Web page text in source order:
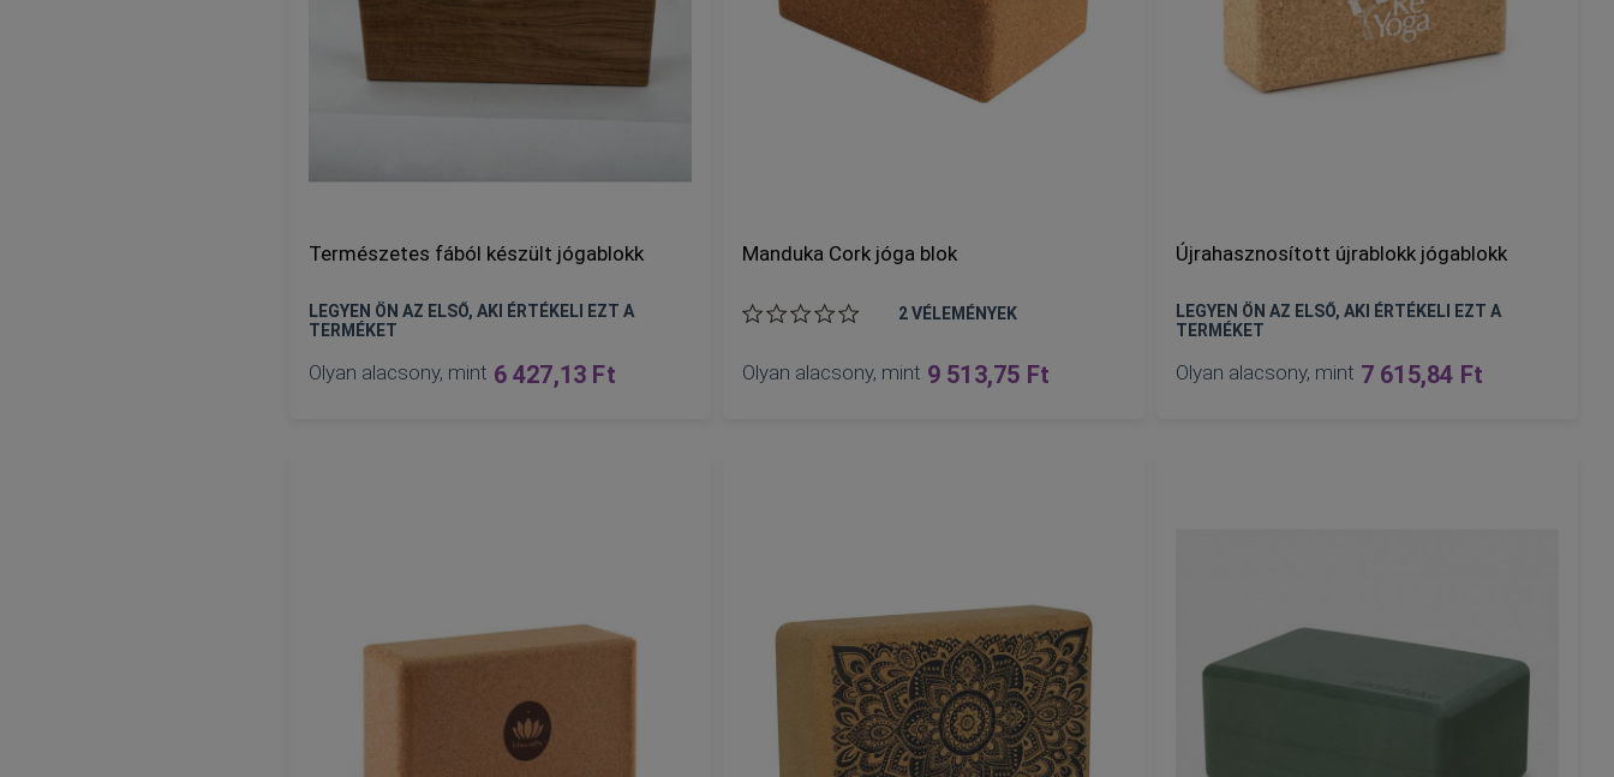
Természetes fából készült jógablokk
LEGYEN ÖN AZ ELSŐ, AKI ÉRTÉKELI EZT A
TERMÉKET
Olyan alacsony, mint 6 427,13 Ft
Manduka Cork jóga blok
2VÉLEMÉNYEK
Olyan alacsony, mint 9 513,75 Ft
Újrahasznosított újrablokk jógablokk
LEGYEN ÖN AZ ELSŐ, AKI ÉRTÉKELI EZT A
TERMÉKET
Olyan alacsony, mint 7 615,84 Ft